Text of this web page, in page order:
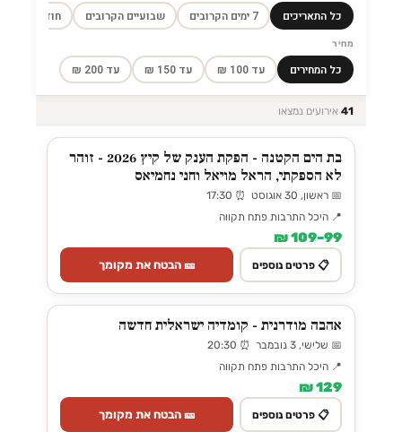
כל התאריכים 7 ימים הקרובים שבועיים הקרובים חודש הקרוב
מחיר
כל המחירים עד 100 ₪ עד 150 ₪ עד 200 ₪
41 אירועים נמצאו
בת הים הקטנה - הפקת הענק של קיץ 2026 - זוהר
לא הספקתי, הראל מויאל וחני נחמיאס
📅 ראשון, 30 אוגוסט ⏰ 17:30
📍 היכל התרבות פתח תקווה
99–109 ₪
📋 פרטים נוספים 🎫 הבטח את מקומך
אהבה מודרנית - קומדיה ישראלית חדשה
📅 שלישי, 3 נובמבר ⏰ 20:30
📍 היכל התרבות פתח תקווה
129 ₪
📋 פרטים נוספים 🎫 הבטח את מקומך